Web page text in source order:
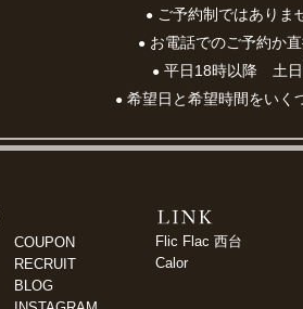
●ご予約制ではありま
●お電話でのご予約か
●平日18時以降 土日
●希望日と希望時間をいく
COUPON
RECRUIT
BLOG
Flic Flac 西台
Calor